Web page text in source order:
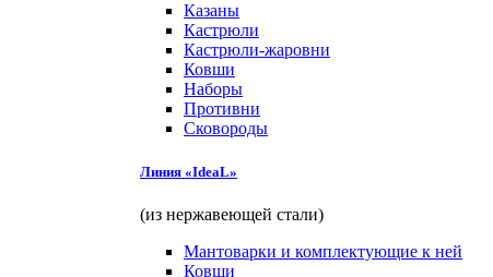
Казаны
Кастрюли
Кастрюли-жаровни
Ковши
Наборы
Противни
Сковороды
Линия «IdeaL»
(из нержавеющей стали)
Мантоварки и комплектующие к ней
Ковши